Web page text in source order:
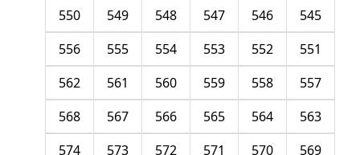
545
546
547
548
549
550
551
552
553
554
555
556
557
558
559
560
561
562
563
564
565
566
567
568
569
570
571
572
573
574